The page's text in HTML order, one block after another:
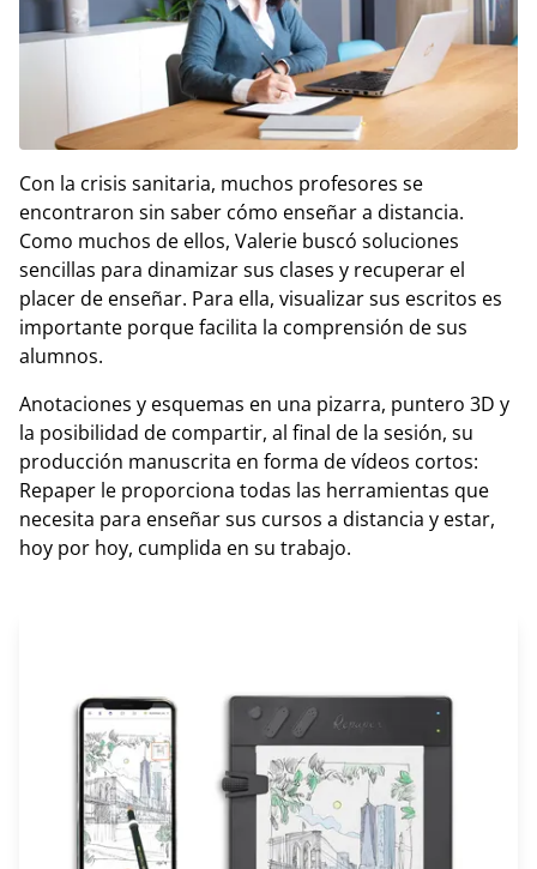
Con la crisis sanitaria, muchos profesores se
encontraron sin saber cómo enseñar a distancia.
Como muchos de ellos, Valerie buscó soluciones
sencillas para dinamizar sus clases y recuperar el
placer de enseñar. Para ella, visualizar sus escritos es
importante porque facilita la comprensión de sus
alumnos.
Anotaciones y esquemas en una pizarra, puntero 3D y
la posibilidad de compartir, al final de la sesión, su
producción manuscrita en forma de vídeos cortos:
Repaper le proporciona todas las herramientas que
necesita para enseñar sus cursos a distancia y estar,
hoy por hoy, cumplida en su trabajo.